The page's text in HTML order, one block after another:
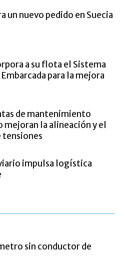
un nuevo pedido en Suecia
a su flota el Sistema
para la mejora
de mantenimiento
la alineación y el
impulsa logística
sin conductor de